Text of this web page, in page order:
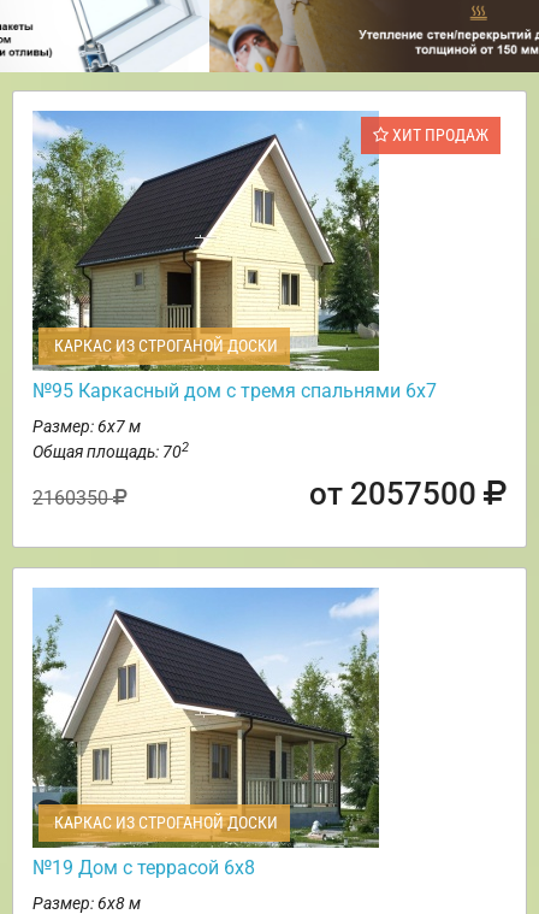
ХИТ ПРОДАЖ
КАРКАС ИЗ СТРОГАНОЙ ДОСКИ
№95 Каркасный дом с тремя спальнями 6х7
Размер: 6х7 м
Общая площадь: 702
2160350 от 2057500
КАРКАС ИЗ СТРОГАНОЙ ДОСКИ
№19 Дом с террасой 6х8
Размер: 6х8 м